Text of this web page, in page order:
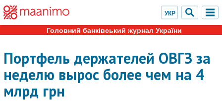
Головний банківський журнал України
Портфель держателей ОВГЗ за
неделю вырос более чем на 4
млрд грн